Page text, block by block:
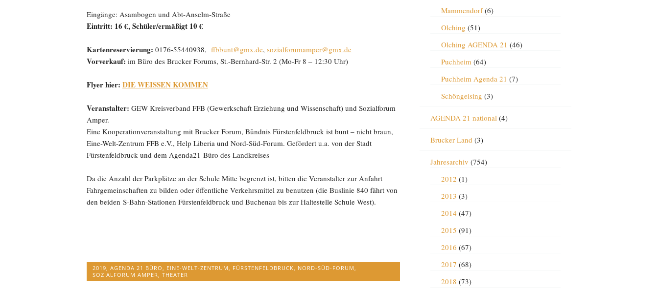
Eingänge: Asambogen und Abt-Anselm-Straße
Eintritt: 16 €, Schüler/ermäßigt 10 €
Kartenreservierung: 0176-55440938, ffbbunt@gmx.de, sozialforumamper@gmx.de
Vorverkauf: im Büro des Brucker Forums, St.-Bernhard-Str. 2 (Mo-Fr 8 – 12:30 Uhr)
Flyer hier: DIE WEISSEN KOMMEN
Veranstalter: GEW Kreisverband FFB (Gewerkschaft Erziehung und Wissenschaft) und Sozialforum
Amper.
Eine Kooperationveranstaltung mit Brucker Forum, Bündnis Fürstenfeldbruck ist bunt – nicht braun,
Eine-Welt-Zentrum FFB e.V., Help Liberia und Nord-Süd-Forum. Gefördert u.a. von der Stadt
Fürstenfeldbruck und dem Agenda21-Büro des Landkreises
Da die Anzahl der Parkplätze an der Schule Mitte begrenzt ist, bitten die Veranstalter zur Anfahrt
Fahrgemeinschaften zu bilden oder öffentliche Verkehrsmittel zu benutzen (die Buslinie 840 fährt von
den beiden S-Bahn-Stationen Fürstenfeldbruck und Buchenau bis zur Haltestelle Schule West).
2019, AGENDA 21 BÜRO, EINE-WELT-ZENTRUM, FÜRSTENFELDBRUCK, NORD-SÜD-FORUM,
SOZIALFORUM AMPER, THEATER
Mammendorf(6)
Olching (51)
Olching AGENDA 21 (46)
Puchheim(64)
Puchheim Agenda 21 (7)
Schöngeising (3)
AGENDA 21 national(4)
Brucker Land (3)
Jahresarchiv (754)
2012 (1)
2013 (3)
2014 (47)
2015 (91)
2016 (67)
2017 (68)
2018 (73)